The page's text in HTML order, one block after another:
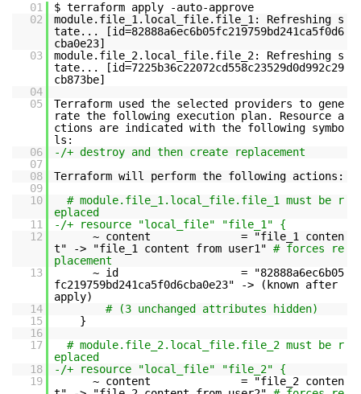
01
$ terraform apply -auto-approve
02
module.file_1.local_file.file_1: Refreshing s
tate... [id=82888a6ec6b05fc219759bd241ca5f0d6
cba0e23]
03
module.file_2.local_file.file_2: Refreshing s
tate... [id=7225b36c22072cd558c23529d0d992c29
cb873be]
04
05
Terraform used the selected providers to gene
rate the following execution plan. Resource a
ctions are indicated with the following symbo
ls:
06
-/+ destroy and then create replacement
07
08
Terraform will perform the following actions:
09
10
# module.file_1.local_file.file_1 must be r
eplaced
11
-/+ resource "local_file" "file_1" {
12
~ content = "file_1 conten
t" -> "file_1 content from user1" # forces re
placement
13
~ id = "82888a6ec6b05
fc219759bd241ca5f0d6cba0e23" -> (known after
apply)
14
# (3 unchanged attributes hidden)
15
}
16
17
# module.file_2.local_file.file_2 must be r
eplaced
18
-/+ resource "local_file" "file_2" {
19
~ content = "file_2 conten